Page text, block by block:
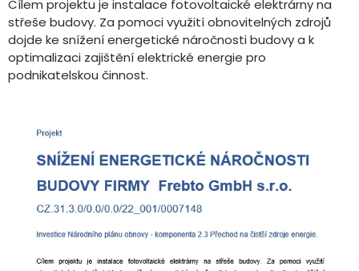
Cílem projektu je instalace fotovoltaické elektrárny na
střeše budovy. Za pomoci využití obnovitelných zdrojů
dojde ke snížení energetické náročnosti budovy a k
optimalizaci zajištění elektrické energie pro
podnikatelskou činnost.